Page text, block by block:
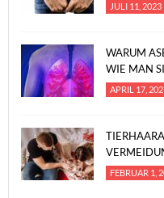
JULI 11, 2023
WARUM
WIE MAN
APRIL 17,
FEBRUAR 1,